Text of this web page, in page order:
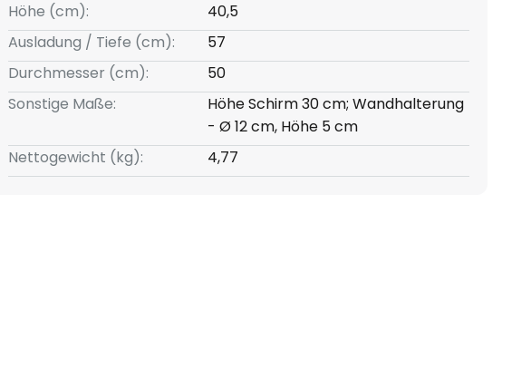
Höhe (cm):
40,5
Ausladung / Tiefe (cm):
57
Durchmesser (cm):
50
Sonstige Maße:
Höhe Schirm 30 cm; Wandhalterung
- Ø 12 cm, Höhe 5 cm
Nettogewicht (kg):
4,77